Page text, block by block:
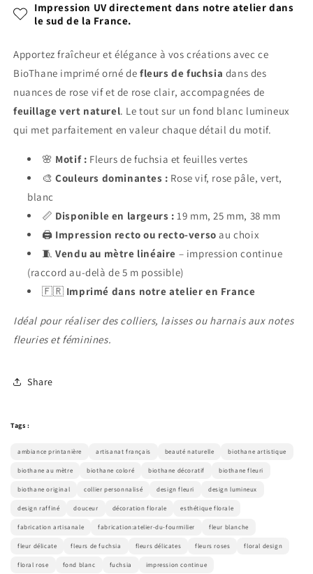
Impression UV directement dans notre atelier dans
le sud de la France.
Apportez fraîcheur et élégance à vos créations avec ce
BioThane imprimé orné defleurs de fuchsia dans des
nuances de rose vif et de rose clair, accompagnées de
feuillage vert naturel. Le tout sur un fond blanc lumineux
qui met parfaitement en valeur chaque détail du motif.
🌸 Motif : Fleurs de fuchsia et feuilles vertes
🎨Couleurs dominantes : Rose vif, rose pâle, vert,
blanc
📏 Disponible en largeurs : 19 mm, 25 mm, 38 mm
🖨️ Impression recto ou recto-verso au choix
🧵Vendu au mètre linéaire – impression continue
(raccord au-delà de 5 m possible)
🇫🇷 Imprimé dans notre atelier en France
Idéal pour réaliser des colliers, laisses ou harnais aux notes
fleuries et féminines.
Share
Tags :
ambiance printanière artisanat français beauté naturelle biothane artistique
biothane au mètre biothane coloré biothane décoratif biothane fleuri
biothane original collier personnalisé design fleuri design lumineux
design raffiné douceur décoration florale esthétique florale
fabrication artisanale fabrication:atelier-du-fourmilier fleur blanche
fleur délicate fleurs de fuchsia fleurs délicates fleurs roses floral design
floral rose fond blanc fuchsia impression continue